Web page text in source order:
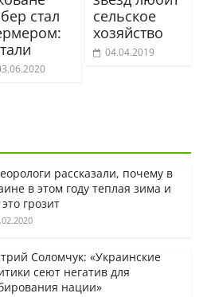
стал
сельское
хозяйство
04.04.2019
рассказали, почему в
в этом году теплая зима и
грозит
Соломчук: «Украинские
сеют негатив для
нации»